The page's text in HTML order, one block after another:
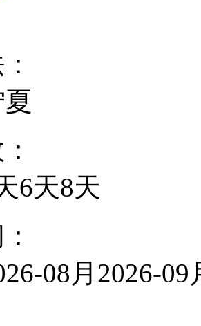
6天8天
08月 2026-09